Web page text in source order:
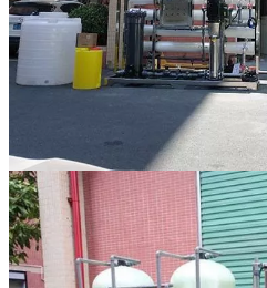
Máy lọc nước ion kiềm
Máy lọc nước ion kiềm
Máy lọc nước công
Xử lý nước công
Vật liệu lọc nước
Heat pump
Máy Ozone
Công Trình
Blog
Kiến Thức Chia sẻ
Tư Vấn Giải Pháp
Liên Hệ
Tìm kiếm: